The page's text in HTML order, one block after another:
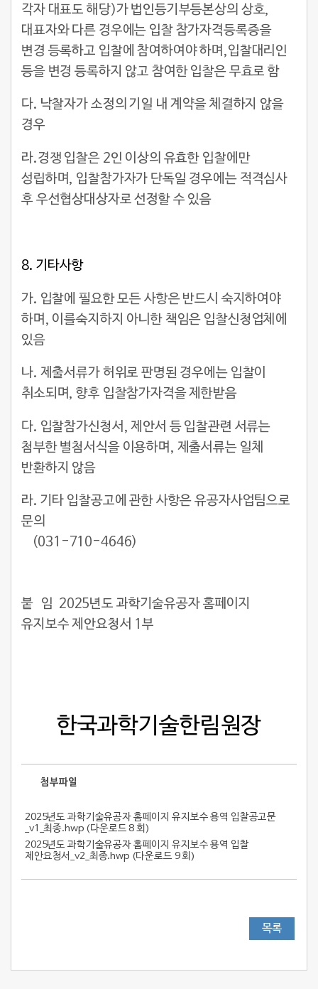
각자 대표도 해당)가 법인등기부등본상의 상호,
대표자와 다른 경우에는 입찰 참가자격등록증을
변경 등록하고 입찰에 참여하여야 하며,입찰대리인
등을 변경 등록하지 않고 참여한 입찰은 무효로 함
다. 낙찰자가 소정의 기일 내 계약을 체결하지 않을
경우
라.경쟁 입찰은 2인 이상의 유효한 입찰에만
성립하며, 입찰참가자가 단독일 경우에는 적격심사
후 우선협상대상자로 선정할 수 있음
8. 기타사항
가. 입찰에 필요한 모든 사항은 반드시 숙지하여야
하며, 이를숙지하지 아니한 책임은 입찰신청업체에
있음
나. 제출서류가 허위로 판명된 경우에는 입찰이
취소되며, 향후 입찰참가자격을 제한받음
다. 입찰참가신청서, 제안서 등 입찰관련 서류는
첨부한 별첨서식을 이용하며, 제출서류는 일체
반환하지 않음
라. 기타 입찰공고에 관한 사항은 유공자사업팀으로
문의
(031-710-4646)
붙 임 2025년도 과학기술유공자 홈페이지
유지보수제안요청서 1부
한국과학기술한림원장
첨부파일
2025년도 과학기술유공자 홈페이지 유지보수 용역 입찰공고문
_v1_최종.hwp (다운로드 8 회 )
2025년도 과학기술유공자 홈페이지 유지보수 용역 입찰
제안요청서_v2_최종.hwp (다운로드 9 회 )
목록